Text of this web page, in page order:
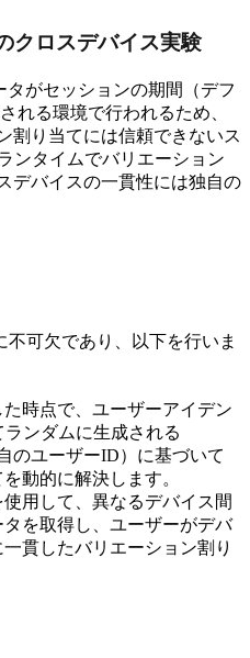
クロスデバイス実験
タがセッションの期間（デフ
れる環境で行われるため、
割り当てには信頼できないス
ンタイムでバリエーション
デバイスの一貫性には独自の
不可欠であり、以下を行いま
時点で、ユーザーアイデン
ンダムに生成される
のユーザーID）に基づいて
動的に解決します。
用して、異なるデバイス間
を取得し、ユーザーがデバ
貫したバリエーション割り